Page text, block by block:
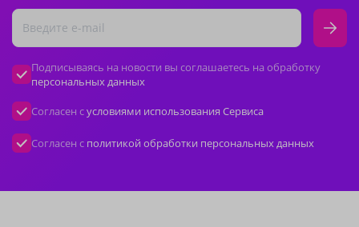
Подписываясь на новости вы соглашаетесь на обработку
персональных данных
Согласен сусловиями использования Сервиса
Согласен с политикой обработки персональных данных